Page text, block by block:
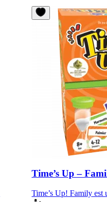
Time’s Up –
Time’s Up! Family est